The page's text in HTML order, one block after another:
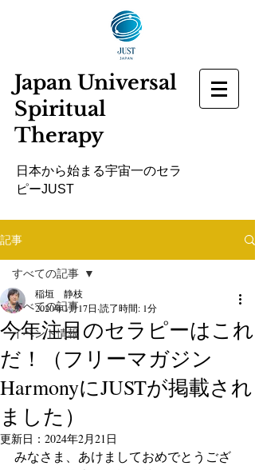
Japan Universal
Spiritual
Therapy
​日本から始まる宇宙一のセラ
ピーJUST
記事
すべての記事
イベント情報
すべての記事
今年注目のセラピーはこれ
だ！（フリーマガジン
HarmonyにJUSTが掲載され
ました）
稲垣 静枝
2020年1月17日 読了時間: 1分
更新日： 2024年2月21日
みなさま、あけましておめでとうござ